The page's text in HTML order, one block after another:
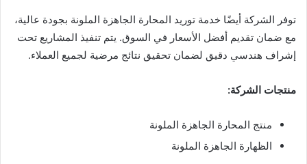
توفر الشركة أيضًا خدمة توريد المحارة الجاهزة الملونة بجودة عالية،
مع ضمان تقديم أفضل الأسعار في السوق. يتم تنفيذ المشاريع تحت
إشراف هندسي دقيق لضمان تحقيق نتائج مرضية لجميع العملاء.
منتجات الشركة:
منتج المحارة الجاهزة الملونة
الظهارة الجاهزة الملونة